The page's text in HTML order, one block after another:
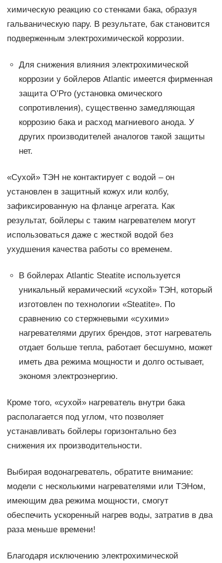
химическую реакцию со стенками бака, образуя
гальваническую пару. В результате, бак становится
подверженным электрохимической коррозии.
Для снижения влияния электрохимической
коррозии у бойлеров Atlantic имеется фирменная
защита O’Pro (установка омического
сопротивления), существенно замедляющая
коррозию бака и расход магниевого анода. У
других производителей аналогов такой защиты
нет.
«Сухой» ТЭН не контактирует с водой – он
установлен в защитный кожух или колбу,
зафиксированную на фланце агрегата. Как
результат, бойлеры с таким нагревателем могут
использоваться даже с жесткой водой без
ухудшения качества работы со временем.
В бойлерах Atlantic Steatite используется
уникальный керамический «сухой» ТЭН, который
изготовлен по технологии «Steatite». По
сравнению со стержневыми «сухими»
нагревателями других брендов, этот нагреватель
отдает больше тепла, работает бесшумно, может
иметь два режима мощности и долго остывает,
экономя электроэнергию.
Кроме того, «сухой» нагреватель внутри бака
располагается под углом, что позволяет
устанавливать бойлеры горизонтально без
снижения их производительности.
Выбирая водонагреватель, обратите внимание:
модели с несколькими нагревателями или ТЭНом,
имеющим два режима мощности, смогут
обеспечить ускоренный нагрев воды, затратив в два
раза меньше времени!
Благодаря исключению электрохимической